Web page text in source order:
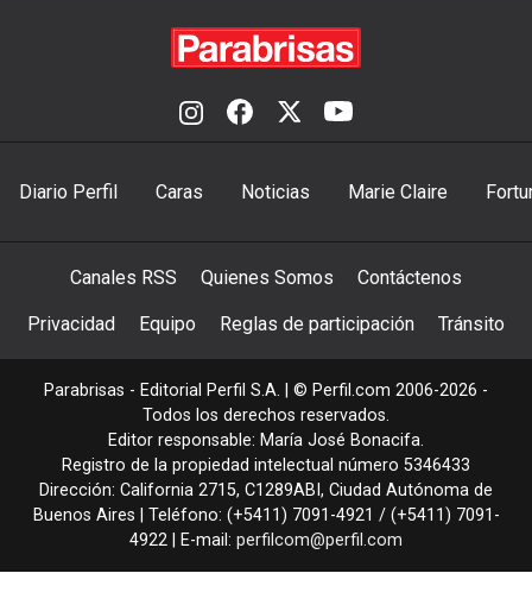
Diario Perfil Caras Noticias Marie Claire
Canales RSS Quienes Somos Contáctenos
Privacidad Equipo Reglas de participación Tránsito
Parabrisas - Editorial Perfil S.A. | © Perfil.com 2006-2026 -
Todos los derechos reservados.
Editor responsable: María José Bonacifa.
Registro de la propiedad intelectual número 5346433
Dirección: California 2715, C1289ABI , Ciudad Autónoma de
Buenos Aires | Teléfono: (+5411) 7091-4921 / (+5411) 7091-
4922 | E-mail: perfilcom@perfil.com